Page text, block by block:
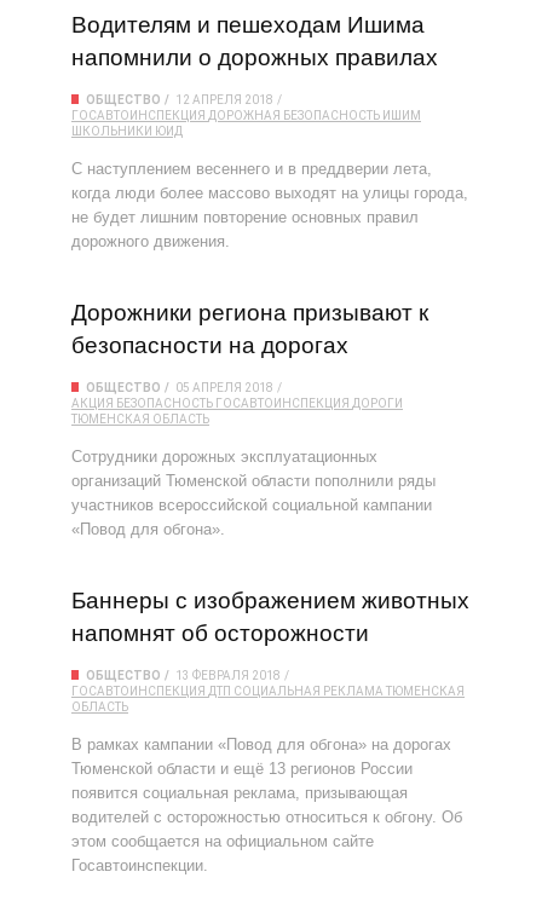
Водителям и пешеходам Ишима
напомнили о дорожных правилах
ОБЩЕСТВО
12 АПРЕЛЯ 2018
ГОСАВТОИНСПЕКЦИЯ ДОРОЖНАЯ БЕЗОПАСНОСТЬ ИШИМ
ШКОЛЬНИКИ ЮИД
С наступлением весеннего и в преддверии лета,
когда люди более массово выходят на улицы города,
не будет лишним повторение основных правил
дорожного движения.
Дорожники региона призывают к
безопасности на дорогах
ОБЩЕСТВО
05 АПРЕЛЯ 2018
АКЦИЯ БЕЗОПАСНОСТЬ ГОСАВТОИНСПЕКЦИЯ ДОРОГИ
ТЮМЕНСКАЯ ОБЛАСТЬ
Сотрудники дорожных эксплуатационных
организаций Тюменской области пополнили ряды
участников всероссийской социальной кампании
«Повод для обгона».
Баннеры с изображением животных
напомнят об осторожности
ОБЩЕСТВО
13 ФЕВРАЛЯ 2018
ГОСАВТОИНСПЕКЦИЯ ДТП СОЦИАЛЬНАЯ РЕКЛАМА ТЮМЕНСКАЯ
ОБЛАСТЬ
В рамках кампании «Повод для обгона» на дорогах
Тюменской области и ещё 13 регионов России
появится социальная реклама, призывающая
водителей с осторожностью относиться к обгону. Об
этом сообщается на официальном сайте
Госавтоинспекции.